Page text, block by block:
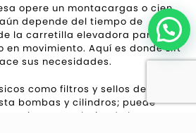
opere un montacargas o cien
depende del tiempo de
la carretilla elevadora para
en movimiento. Aquí es donde Lift
sus necesidades.
como filtros y sellos de
bombas y cilindros; puede
seguiremos trabajando hasta que